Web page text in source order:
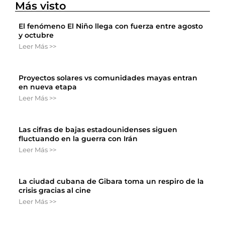
Más visto
El fenómeno El Niño llega con fuerza entre agosto
y octubre
Leer Más >>
Proyectos solares vs comunidades mayas entran
en nueva etapa
Leer Más >>
Las cifras de bajas estadounidenses siguen
fluctuando en la guerra con Irán
Leer Más >>
La ciudad cubana de Gibara toma un respiro de la
crisis gracias al cine
Leer Más >>